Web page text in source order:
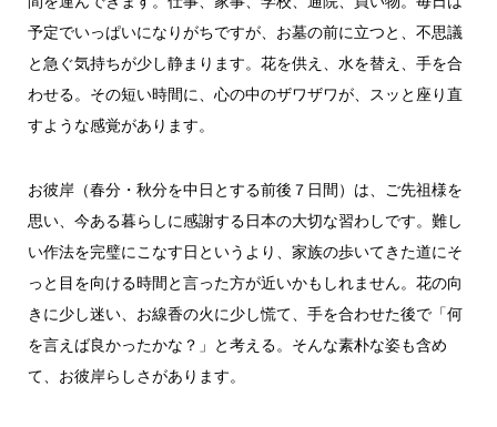
予定でいっぱいになりがちですが、お墓の前に立つと、不思議
と急ぐ気持ちが少し静まります。花を供え、水を替え、手を合
わせる。その短い時間に、心の中のザワザワが、スッと座り直
すような感覚があります。
お彼岸（春分・秋分を中日とする前後７日間）は、ご先祖様を
思い、今ある暮らしに感謝する日本の大切な習わしです。難し
い作法を完璧にこなす日というより、家族の歩いてきた道にそ
っと目を向ける時間と言った方が近いかもしれません。花の向
きに少し迷い、お線香の火に少し慌て、手を合わせた後で「何
を言えば良かったかな？」と考える。そんな素朴な姿も含め
て、お彼岸らしさがあります。